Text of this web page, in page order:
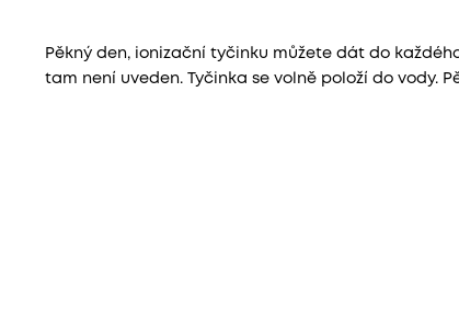
Pěkný den, ionizační tyčinku můžete dát do
tam není uveden. Tyčinka se volně položí do vody.